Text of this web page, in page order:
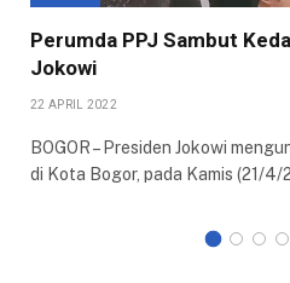
Perumda PPJ Sambut
Jokowi
22 APRIL 2022
BOGOR – Presiden Jokowi
di Kota Bogor, pada Kamis (21/